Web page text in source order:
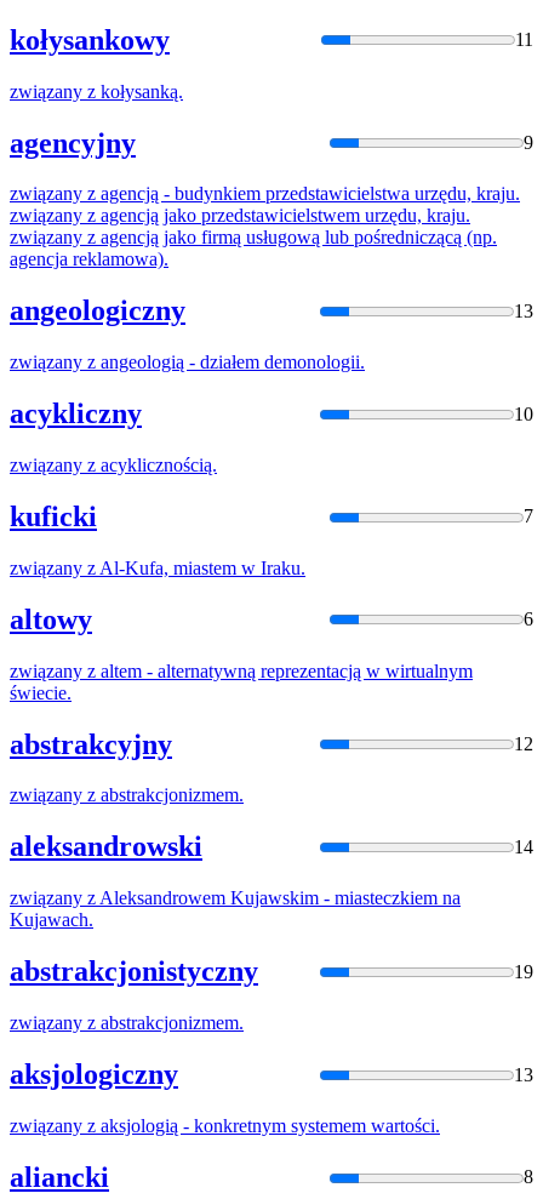
kołysankowy 11
związany z kołysanką.
agencyjny 9
związany z agencją - budynkiem przedstawicielstwa urzędu, kraju.
związany z agencją jako przedstawicielstwem urzędu, kraju.
związany z agencją jako firmą usługową lub pośredniczącą (np.
agencja reklamowa).
angeologiczny 13
związany z angeologią - działem demonologii.
acykliczny 10
związany z acyklicznością.
kuficki 7
związany z Al-Kufa, miastem w Iraku.
altowy 6
związany z altem - alternatywną reprezentacją w wirtualnym
świecie.
abstrakcyjny 12
związany z abstrakcjonizmem.
aleksandrowski 14
związany z Aleksandrowem Kujawskim - miasteczkiem na
Kujawach.
abstrakcjonistyczny 19
związany z abstrakcjonizmem.
aksjologiczny 13
związany z aksjologią - konkretnym systemem wartości.
aliancki 8